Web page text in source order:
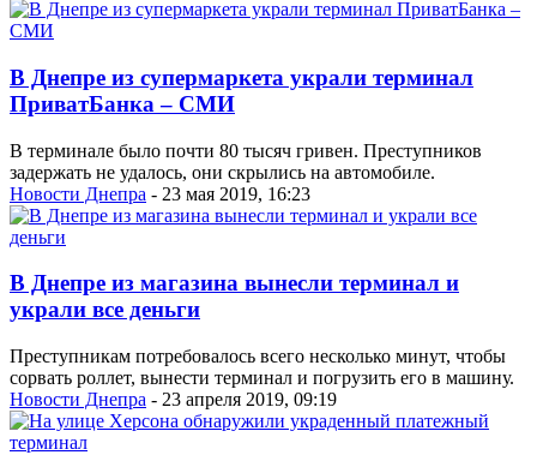
В Днепре из супермаркета украли терминал
ПриватБанка – СМИ
В терминале было почти 80 тысяч гривен. Преступников
задержать не удалось, они скрылись на автомобиле.
Новости Днепра - 23 мая 2019, 16:23
В Днепре из магазина вынесли терминал и
украли все деньги
Преступникам потребовалось всего несколько минут, чтобы
сорвать роллет, вынести терминал и погрузить его в машину.
Новости Днепра - 23 апреля 2019, 09:19